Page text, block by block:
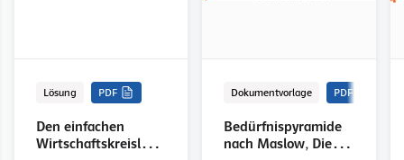
Lösung PDF
Den einfachen
Wirtschaftskreislauf
Dokumentvorlage PDF
Bedürfnispyramide
nach Maslow, Die